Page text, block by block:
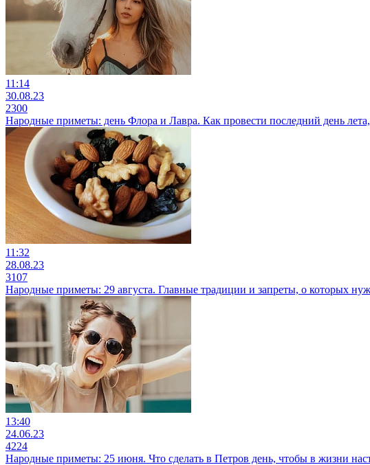
11:14
30.08.23
2300
Народные приметы: день Флора и Лавра. Как провести последний день
11:32
28.08.23
3107
Народные приметы: 29 августа. Главные традиции и запреты, о которых
13:40
24.06.23
4224
Народные приметы: 25 июня. Что сделать в Петров день, чтобы в жизни